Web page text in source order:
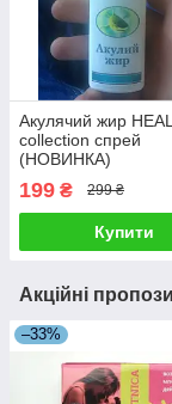
Акулячий жир
collection спрей
(НОВИНКА)
199 ₴ 299 ₴
Купити
Акційні
–33%